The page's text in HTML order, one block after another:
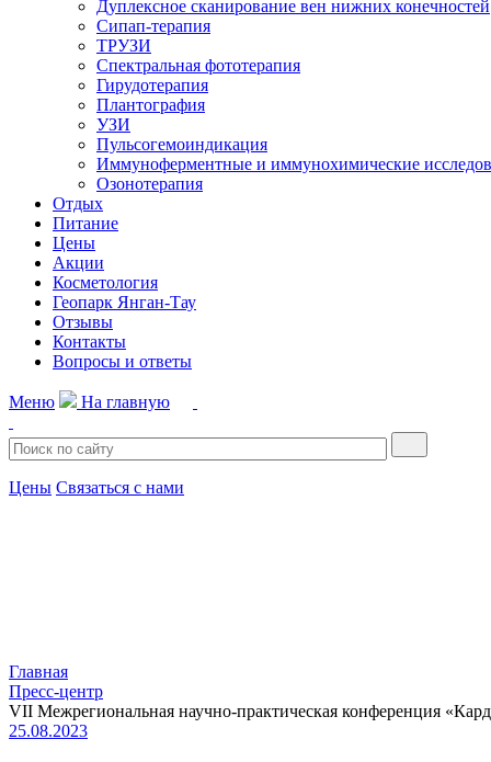
Дуплексное сканирование вен нижних конечностей
Сипап-терапия
ТРУЗИ
Спектральная фототерапия
Гирудотерапия
Плантография
УЗИ
Пульсогемоиндикация
Иммуноферментные и иммунохимические
Озонотерапия
Отдых
Питание
Цены
Акции
Косметология
Геопарк Янган-Тау
Отзывы
Контакты
Вопросы и ответы
Меню На главную
Цены Связаться с нами
Главная
Пресс-центр
VII Межрегиональная научно-практическая конференция
25.08.2023